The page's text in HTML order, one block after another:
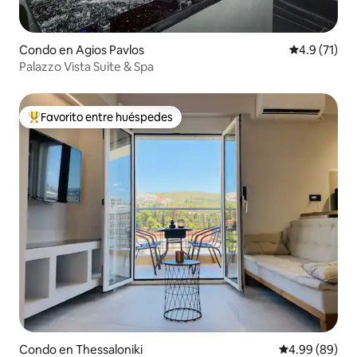
Condo en Agios Pavlos Calificación
4.9 (71)
Palazzo Vista Suite & Spa
Favorito entre huéspedes preferido
Favorito entre huéspedes
Condo en Thessaloniki Calificación
4.99 (89)